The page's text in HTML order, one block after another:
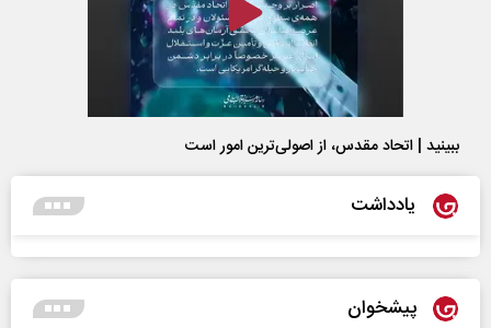
ببینید | اتحاد مقدس، از اصولی‌ترین امور است
یادداشت
پیشخوان